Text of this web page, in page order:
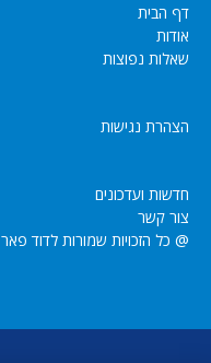
דף הבית
אודות
שאלות נפוצות
הצהרת נגישות
חדשות ועדכונים
צור קשר
@ כל הזכויות שמורות לדוד פאר